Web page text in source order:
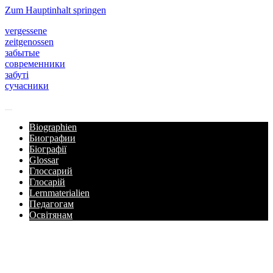
Zum Hauptinhalt springen
vergessene
zeitgenossen
забытые
современники
забуті
сучасники
Biographien
Биографии
Біографії
Glossar
Глоссарий
Глосарій
Lernmaterialien
Педагогам
Освітянам